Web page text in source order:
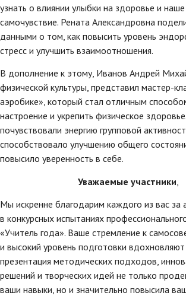
узнать о влиянии улыбки на здоровье и
самочувствие. Рената Александровна
данными о том, как повысить уровень
стресс и улучшить взаимоотношения.
В дополнение к этому, Иванов Андрей
физической культуры, представил мастер-
аэробике», который стал отличным
настроение и укрепить физическое
почувствовали энергию групповой
способствовало улучшению общего
повысило уверенность в себе.
Уважаемые участники
Мы искренне благодарим каждого из вас за
в конкурсных испытаниях
«Учитель года». Ваше стремление к
и высокий уровень подготовки
презентация методических подходов,
решений и творческих идей не только
ваши навыки, но и значительно повысила